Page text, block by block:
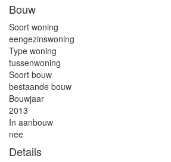
Bouw
Soort woning
eengezinswoning
Type woning
tussenwoning
Soort bouw
bestaande bouw
Bouwjaar
2013
In aanbouw
nee
Details